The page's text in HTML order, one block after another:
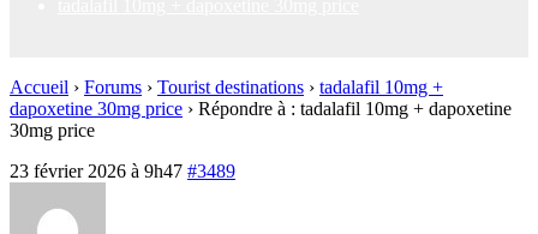
Accueil › Forums › Tourist destinations › tadalafil 10mg +
dapoxetine 30mg price › Répondre à : tadalafil 10mg + dapoxetine
30mg price
23 février 2026 à 9h47 #3489